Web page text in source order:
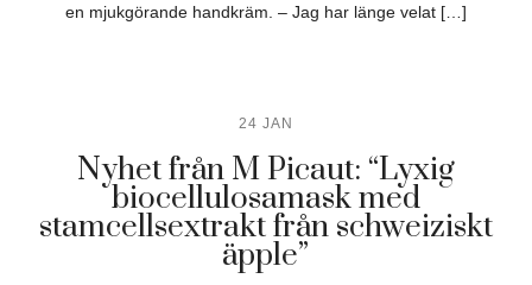
en mjukgörande handkräm. – Jag har länge velat […]
24 JAN
Nyhet från M Picaut: “Lyxig
biocellulosamask med
stamcellsextrakt från schweiziskt
äpple”